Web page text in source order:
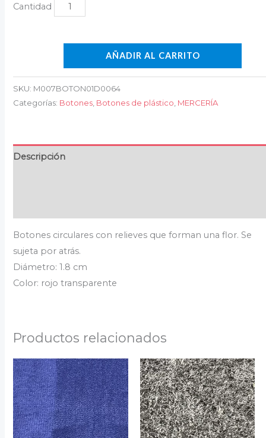
AÑADIR AL CARRITO
SKU: M007BOTON01D0064
Categorías: Botones Botones de plástico MERCERÍA
Descripción
Botones circulares con relieves que forman una flor. Se
sujeta por atrás.
Diámetro: 1.8 cm
Color: rojo transparente
Productos relacionados